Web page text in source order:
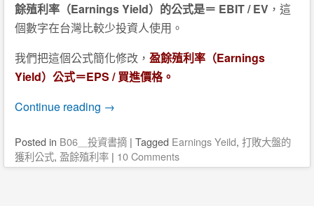
餘殖利率（Earnings Yield）的公式是＝ EBIT / EV ，這
個數字在台灣比較少投資人使用。
我們把這個公式簡化修改， 盈餘殖利率（Earnings
Yield）公式＝EPS / 買進價格。
Continue reading →
Posted in B06＿投資書摘 | Tagged Earnings Yeild, 打敗大盤的
獲利公式, 盈餘殖利率 | 10 Comments